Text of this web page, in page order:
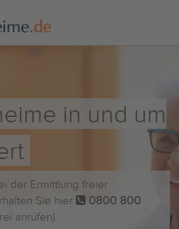
in und um
der Ermittlung freier
Sie hier
0800 800
anrufen)